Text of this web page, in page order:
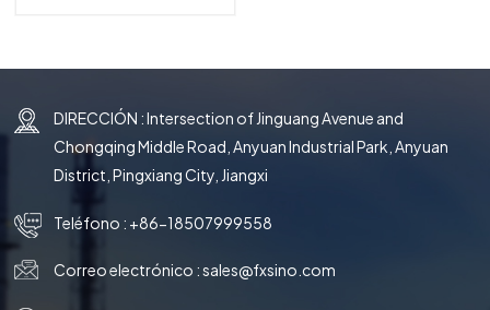
DIRECCIÓN : Intersection of Jinguang Avenue and
Chongqing Middle Road, Anyuan Industrial Park, Anyuan
District, Pingxiang City, Jiangxi
Teléfono : +86-18507999558
Correo electrónico :sales@fxsino.com